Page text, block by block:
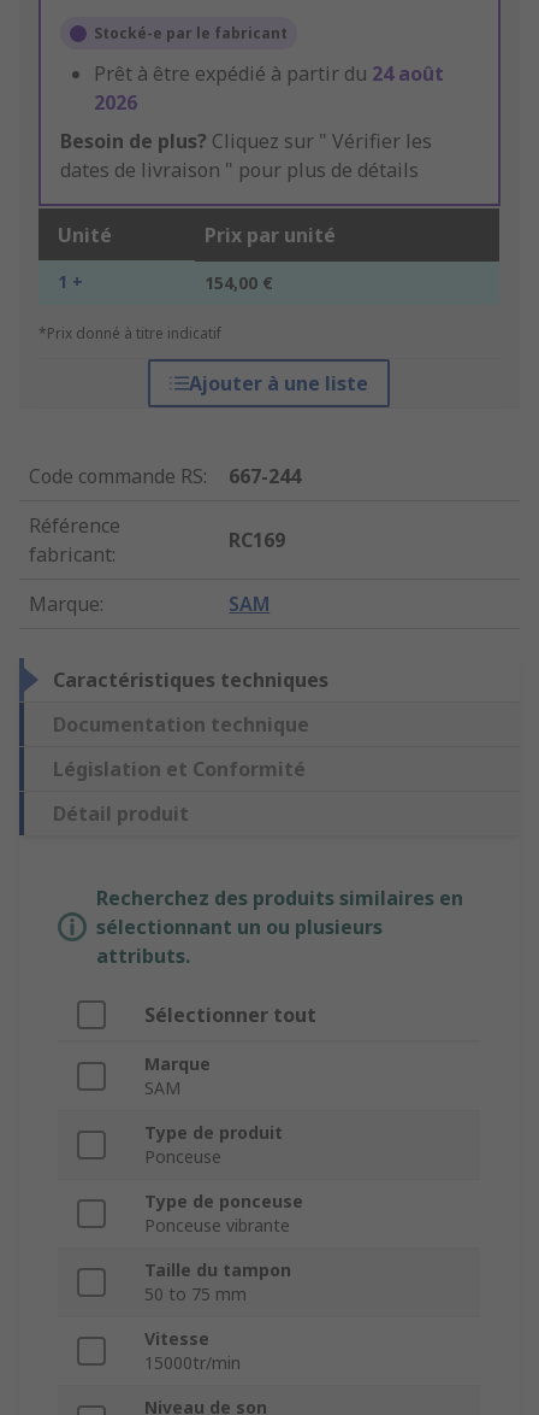
Stocké-e par le fabricant
Prêt à être expédié à partir du 24 août
2026
Besoin de plus? Cliquez sur " Vérifier les
dates de livraison " pour plus de détails
Unité Prix par unité
1 + 154,00 €
*Prix donné à titre indicatif
Ajouter à une liste
Code commande RS:
667-244
Référence
fabricant:
RC169
Marque: SAM
Caractéristiques techniques
Documentation technique
Législation et Conformité
Détail produit
Recherchez des produits similaires en
sélectionnant un ou plusieurs
attributs.
Sélectionner tout
Marque
SAM
Type de produit
Ponceuse
Type de ponceuse
Ponceuse vibrante
Taille du tampon
50 to 75 mm
Vitesse
15000tr/min
Niveau de son